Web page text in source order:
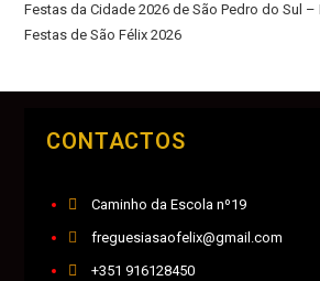
Festas da Cidade 2026 de São Pedro do Sul
Festas de São Félix 2026
CONTACTOS
Caminho da Escola nº19
freguesiasaofelix@gmail.com
+351 916128450